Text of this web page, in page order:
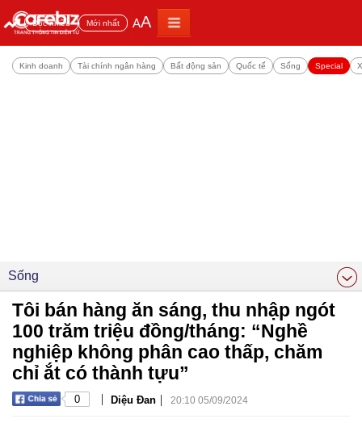
Đọc nhiều Mới nhất AA
Kinh doanh Tài chính ngân hàng Bất động sản Quốc tế Sống Special
Sống
Tôi bán hàng ăn sáng, thu nhập ngót
100 trăm triệu đồng/tháng: “Nghề
nghiệp không phân cao thấp, chăm
chỉ ắt có thành tựu”
0 | Diệu Đan | 20:10 05/09/2024